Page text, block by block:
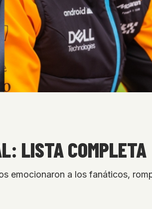
LISTA COMPLETA
emocionaron a los fanáticos,